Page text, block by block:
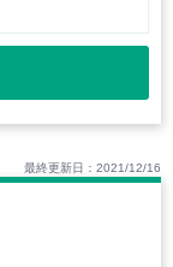
最終更新日：2021/12/16